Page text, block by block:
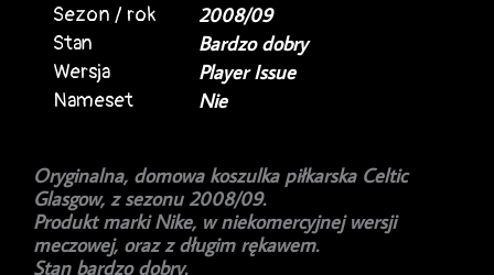
Sezon / rok
2008/09
Stan
Bardzo dobry
Wersja
Player Issue
Nameset
Nie
Oryginalna, domowa koszulka piłkarska Celtic
Glasgow, z sezonu 2008/09.
Produkt marki Nike, w niekomercyjnej wersji
meczowej, oraz z długim rękawem.
Stan bardzo dobry.